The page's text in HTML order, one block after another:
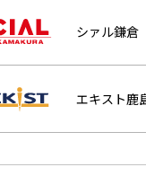
シァル鎌倉
エキスト鹿